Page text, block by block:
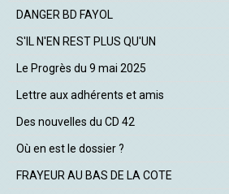
DANGER BD FAYOL
S'IL N'EN REST PLUS QU'UN
Le Progrès du 9 mai 2025
Lettre aux adhérents et amis
Des nouvelles du CD 42
Où en est le dossier ?
FRAYEUR AU BAS DE LA COTE